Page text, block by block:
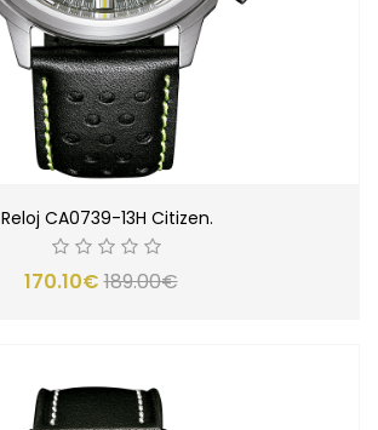
Reloj CA0739-13H Citizen.
170.10€189.00€